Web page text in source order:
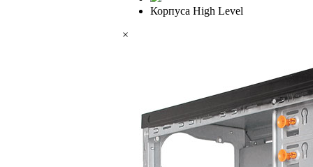
Корпуса High Level
×